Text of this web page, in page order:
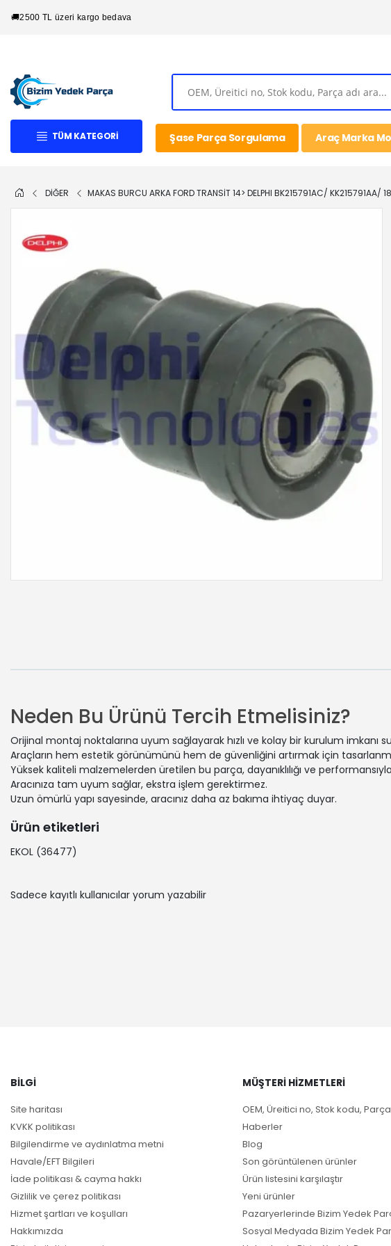
🚚2500 TL üzeri kargo bedava
TÜM KATEGORI Şase Parça Sorgulama Araç Marka
DİĞER MAKAS BURCU ARKA FORD TRANSIT 14> DELPHI BK215791AC/ KK215791AA/
Neden Bu Ürünü Tercih Etmelisiniz?
Orijinal montaj noktalarına uyum sağlayarak hızlı ve kolay bir kurulum imkanı
Araçların hem estetik görünümünü hem de güvenliğini artırmak için
Yüksek kaliteli malzemelerden üretilen bu parça, dayanıklılığı ve
Aracınıza tam uyum sağlar, ekstra işlem gerektirmez.
Uzun ömürlü yapı sayesinde, aracınız daha az bakıma ihtiyaç duyar.
Ürün etiketleri
EKOL (36477)
Sadece kayıtlı kullanıcılar yorum yazabilir
BILGI
Site haritası
KVKK politikası
Bilgilendirme ve aydınlatma metni
Havale/EFT Bilgileri
İade politikası & cayma hakkı
Gizlilik ve çerez politikası
Hizmet şartları ve koşulları
Hakkımızda
MÜŞTERI HIZMETLERI
OEM, Üreitici no, Stok kodu,
Haberler
Blog
Son görüntülenen ürünler
Ürün listesini karşılaştır
Yeni ürünler
Pazaryerlerinde Bizim Yedek
Sosyal Medyada Bizim Yedek